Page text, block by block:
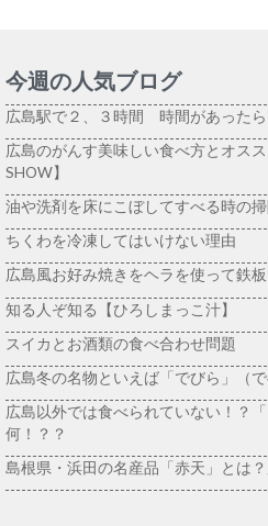
今週の人気ブログ
広島駅で２、３時間 時間があったら
広島のがんす美味しい食べ方とオス
SHOW】
油や洗剤を床にこぼしてすべる時の
ちくわを冷凍してはいけない理由
広島風お好み焼きをヘラを使って鉄
知る人ぞ知る【ひろしまっこ汁】
スイカとお酒類の食べ合わせ問題
広島冬の名物といえば「でびら」（で
広島以外では食べられていない！？
何！？？
島根県・浜田の名産品「赤天」とは